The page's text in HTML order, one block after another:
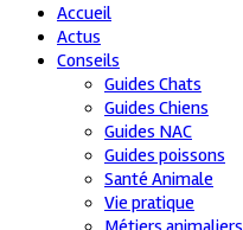
Accueil
Actus
Conseils
Guides Chats
Guides Chiens
Guides NAC
Guides poissons
Santé Animale
Vie pratique